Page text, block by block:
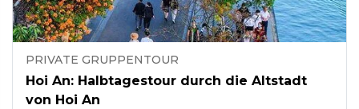
PRIVATE GRUPPENTOUR
Hoi An: Halbtagestour durch die Altstadt
von Hoi An